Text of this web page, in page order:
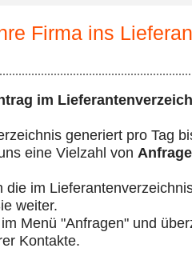
Firma ins
im
generiert pro Tag
eine Vielzahl von
die im
weiter.
Menü "Anfragen" und
Kontakte.